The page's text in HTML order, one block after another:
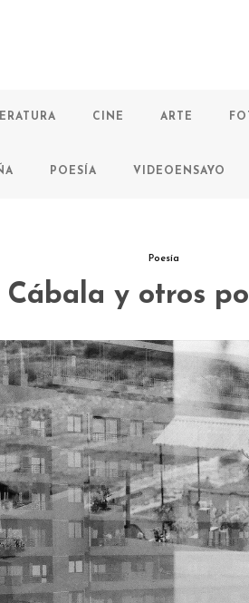
CINE ARTE
POESÍA VIDEOENSAYO
Poesía
Cábala y otros